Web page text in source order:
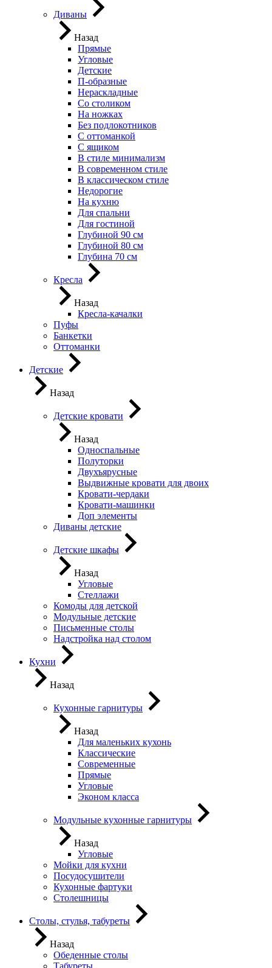
Диваны
Назад
Прямые
Угловые
Детские
П-образные
Нераскладные
Со столиком
На ножках
Без подлокотников
С оттоманкой
С ящиком
В стиле минимализм
В современном стиле
В классическом стиле
Недорогие
На кухню
Для спальни
Для гостиной
Глубиной 90 см
Глубиной 80 см
Глубина 70 см
Кресла
Назад
Кресла-качалки
Пуфы
Банкетки
Оттоманки
Детские
Назад
Детские кровати
Назад
Односпальные
Полуторки
Двухъярусные
Выдвижные кровати для двоих
Кровати-чердаки
Кровати-машинки
Доп элементы
Диваны детские
Детские шкафы
Назад
Угловые
Стеллажи
Комоды для детской
Модульные детские
Письменные столы
Надстройка над столом
Кухни
Назад
Кухонные гарнитуры
Назад
Для маленьких кухонь
Классические
Современные
Прямые
Угловые
Эконом класса
Модульные кухонные гарнитуры
Назад
Угловые
Мойки для кухни
Посудосушители
Кухонные фартуки
Столешницы
Столы, стулья, табуреты
Назад
Обеденные столы
Табуреты